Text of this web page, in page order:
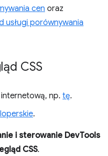
cen oraz
porównywania
CSS
np. tę.
.
i sterowanie DevTools
CSS.